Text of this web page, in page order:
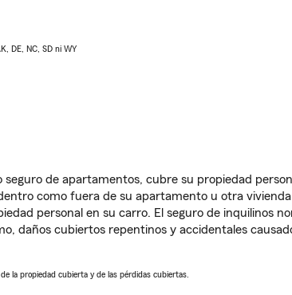
DE, NC, SD ni WY
seguro de apartamentos, cubre su propiedad
como fuera de su apartamento u otra
personal en su carro. El seguro de inquilinos
daños cubiertos repentinos y accidentales
la propiedad cubierta y de las pérdidas cubiertas.